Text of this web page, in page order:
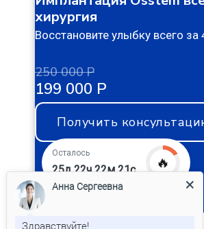
хирургия
Восстановите улыбку всего за
250 000 Р
199 000 Р
Получить
Осталось
25д 22ч 22м 20с 🔥
Эндодонтия